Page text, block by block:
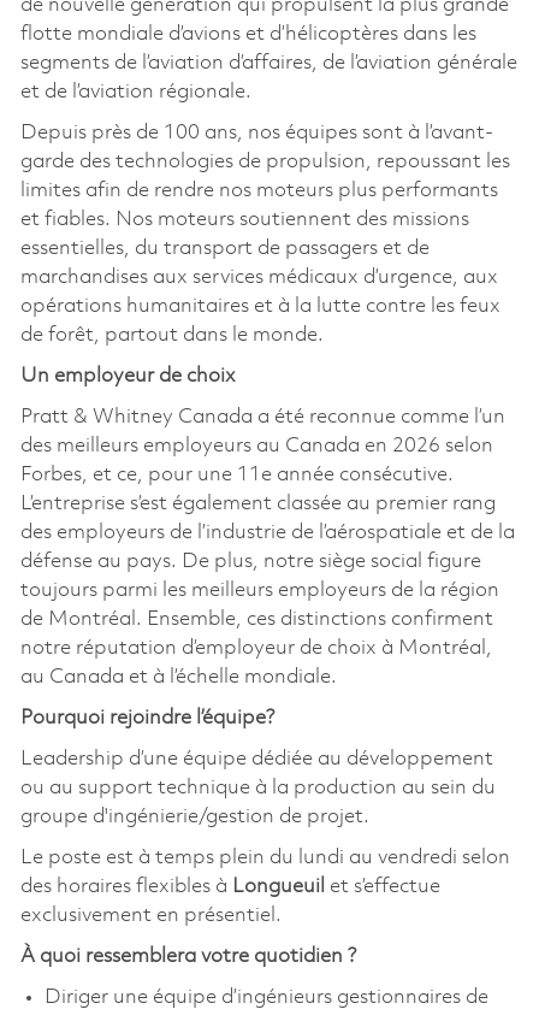
de nouvelle génération qui propulsent la plus grande
flotte mondiale d’avions et d’hélicoptères dans les
segments de l’aviation d’affaires, de l’aviation générale
et de l’aviation régionale.
Depuis près de 100 ans, nos équipes sont à l’avant-
garde des technologies de propulsion, repoussant les
limites afin de rendre nos moteurs plus performants
et fiables. Nos moteurs soutiennent des missions
essentielles, du transport de passagers et de
marchandises aux services médicaux d’urgence, aux
opérations humanitaires et à la lutte contre les feux
de forêt, partout dans le monde.
Un employeur de choix
Pratt & Whitney Canada a été reconnue comme l’un
des meilleurs employeurs au Canada en 2026 selon
Forbes, et ce, pour une 11e année consécutive.
L’entreprise s’est également classée au premier rang
des employeurs de l’industrie de l’aérospatiale et de la
défense au pays. De plus, notre siège social figure
toujours parmi les meilleurs employeurs de la région
de Montréal. Ensemble, ces distinctions confirment
notre réputation d’employeur de choix à Montréal,
au Canada et à l’échelle mondiale.
Pourquoi rejoindre l’équipe?
Leadership d’une équipe dédiée au développement
ou au support technique à la production au sein du
groupe d'ingénierie/gestion de projet.
Le poste est à temps plein du lundi au vendredi selon
des horaires flexibles à Longueuil et s’effectue
exclusivement en présentiel.
À quoi ressemblera votre quotidien ?
Diriger une équipe d’ingénieurs gestionnaires de